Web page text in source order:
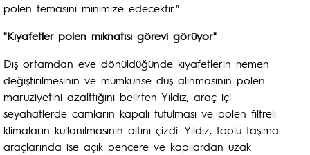
polen temasını minimize edecektir."
"Kıyafetler polen mıknatısı görevi görüyor"
Dış ortamdan eve dönüldüğünde kıyafetlerin hemen
değiştirilmesinin ve mümkünse duş alınmasının polen
maruziyetini azalttığını belirten Yıldız, araç içi
seyahatlerde camların kapalı tutulması ve polen filtreli
klimaların kullanılmasının altını çizdi. Yıldız, toplu taşıma
araçlarında ise açık pencere ve kapılardan uzak